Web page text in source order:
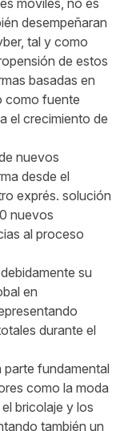
desempeñaran
tal y como
de estos
basadas en
como fuente
el crecimiento de
nuevos
desde el
exprés. solución
nuevos
al proceso
su
en
durante el
parte fundamental
como la moda
bricolaje y los
también un